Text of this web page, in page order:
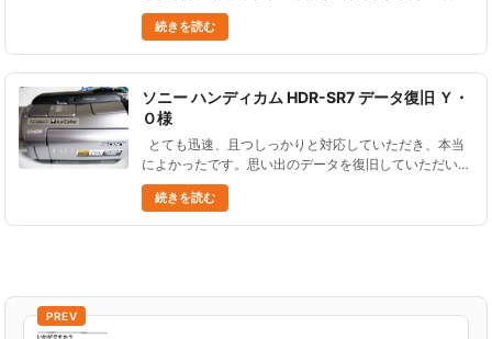
ご紹介します。 他店で見積もりに行ったところ、50万
以上、確率は半分くらいと言われてどうしよう......
続きを読む
ソニー ハンディカム HDR-SR7 データ復旧 Ｙ・
Ｏ様
とても迅速、且つしっかりと対応していただき、本当
によかったです。思い出のデータを復旧していただいて
とても感謝しております。ありがとうございます。 ソ
ニー ハンディカム HDR-SR7 データ復旧 Ｙ・Ｏ様 ......
続きを読む
PREV